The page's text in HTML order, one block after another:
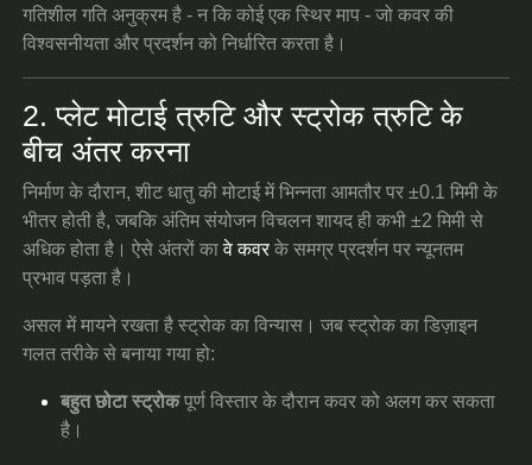
गतिशील गति अनुक्रम है - न कि कोई एक स्थिर माप - जो कवर की
विश्वसनीयता और प्रदर्शन को निर्धारित करता है।
2. प्लेट मोटाई त्रुटि और स्ट्रोक त्रुटि के
बीच अंतर करना
निर्माण के दौरान, शीट धातु की मोटाई में भिन्नता आमतौर पर ±0.1 मिमी के
भीतर होती है, जबकि अंतिम संयोजन विचलन शायद ही कभी ±2 मिमी से
अधिक होता है। ऐसे अंतरों कावे कवर के समग्र प्रदर्शन पर न्यूनतम
प्रभाव पड़ता है।
असल में मायने रखता है स्ट्रोक का विन्यास। जब स्ट्रोक का डिज़ाइन
गलत तरीके से बनाया गया हो:
बहुत छोटा स्ट्रोकपूर्ण विस्तार के दौरान कवर को अलग कर सकता
है।